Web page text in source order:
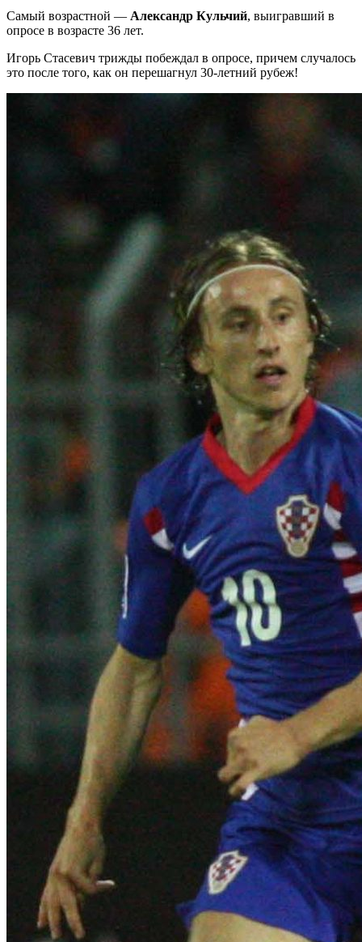
Самый возрастной — Александр Кульчий, выигравший в
опросе в возрасте 36 лет.
Игорь Стасевич трижды побеждал в опросе, причем случалось
это после того, как он перешагнул 30-летний рубеж!